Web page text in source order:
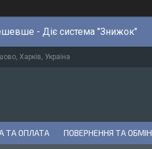
- Діє система "Знижок"
Харків, Україна
ТА ОПЛАТА ПОВЕРНЕННЯ ТА ОБМІН